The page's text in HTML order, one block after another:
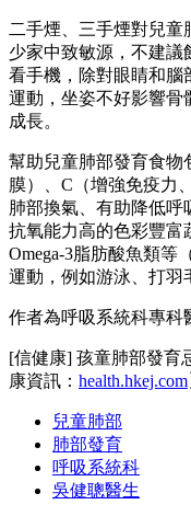
二手煙、三手煙對兒
少家中致敏源，不建議
看手機，除對眼睛和腦
運動，坐姿不好影響骨
成長。
幫助兒童肺部發育食物
膜）、C（增強免疫力
肺部換氣、有助降低呼
抗氧能力高的色彩豐富
Omega-3脂肪酸魚類等
運動，例如游泳、打羽
作者為呼吸系統科專科
[信健康] 孩童肺部發育
康資訊： health.hkej.com
兒童肺部
肺部發育
呼吸系統科
吳健聰醫生